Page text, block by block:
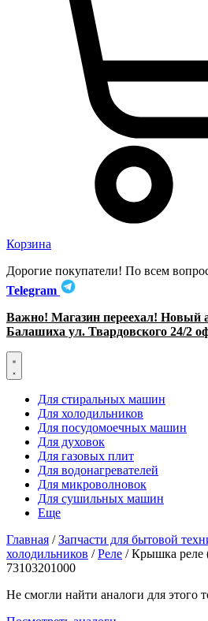
Корзина
Дорогие покупатели! По всем
Telegram
Важно! Магазин переехал! Новый
Балашиха ул. Твардовского 24/2
Для стиральных машин
Для холодильников
Для посудомоечных машин
Для духовок
Для газовых плит
Для водонагревателей
Для микроволновок
Для сушильных машин
Еще
Главная /Запчасти для бытовой
холодильников /Реле / Крышка реле
73103201000
Не смогли найти аналоги для этого